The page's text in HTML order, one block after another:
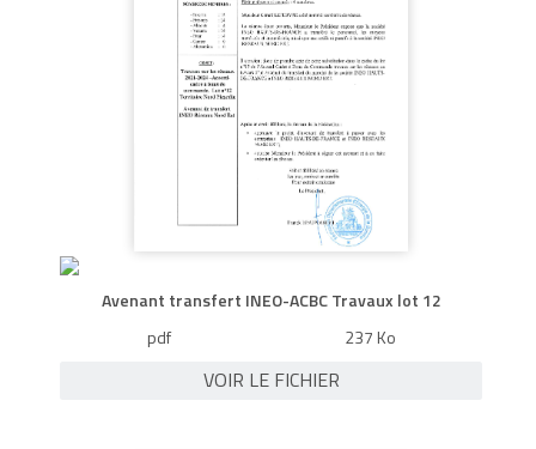
Avenant transfert INEO-ACBC Travaux lot 12
pdf
237 Ko
VOIR LE FICHIER